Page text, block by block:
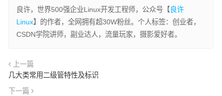
良许，世界500强企业Linux开发工程师，公众号【 良许
Linux】的作者，全网拥有超30W粉丝。个人标签：创业者，
CSDN学院讲师，副业达人，流量玩家，摄影爱好者。
上一篇
几大类常用二级管特性及标识
下一篇